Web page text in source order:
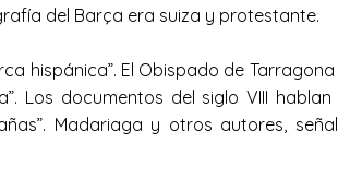
del Barça era suiza y protestante.
hispánica”. El Obispado de
Los documentos del siglo VIII
Madariaga y otros autores,